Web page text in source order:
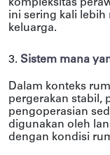
kompleksitas
ini sering kali
keluarga.
3. Sistem mana
Dalam konteks
pergerakan stabil,
pengoperasian
digunakan oleh
dengan kondisi